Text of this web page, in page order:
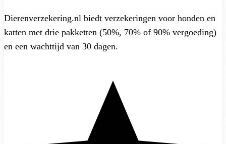
Dierenverzekering.nl biedt verzekeringen voor honden en
katten met drie pakketten (50%, 70% of 90% vergoeding)
en een wachttijd van 30 dagen.